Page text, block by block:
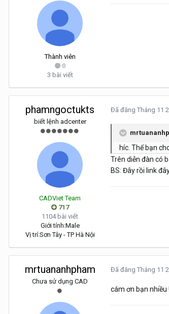
Thành viên
0
3 bài viết
phamngoctukts
biết lệnh adcenter
CADViet Team
717
1104 bài viết
Giới tính:Male
Vị trí:Sơn Tây - TP Hà Nội
Đã đăng Tháng 11
híc. Thế bạn
Trên diễn đàn có
BS: Đây rồi link
mrtuananhpham
Chưa sử dụng CAD
Đã đăng Tháng 11
cám ơn bạn nhiều